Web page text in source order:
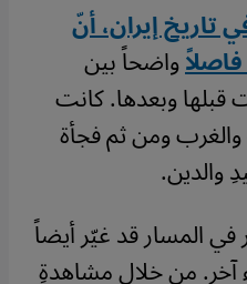
تاريخ إيران، أنّ
واضحاً بين
قبلها وبعدها. كانت
والغرب ومن ثم فجأة
والدين.
في المسار قد غيّر أيضاً
من خلال مشاهدةِ